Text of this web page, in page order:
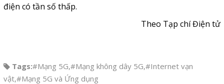
điện có tần số thấp.
Theo Tạp chí Điện tử
Tags:#Mạng 5G,#Mạng không dây 5G,#Internet vạn
vật,#Mạng 5G và Ứng dụng